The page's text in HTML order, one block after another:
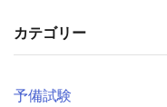
カテゴリー
予備試験